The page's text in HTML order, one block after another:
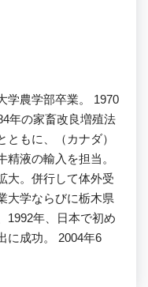
学農学部卒業。 1970
年の家畜改良増殖法
もに、（カナダ）
液の輸入を担当。
大。併行して体外受
大学ならびに栃木県
1992年、日本で初め
に成功。 2004年6